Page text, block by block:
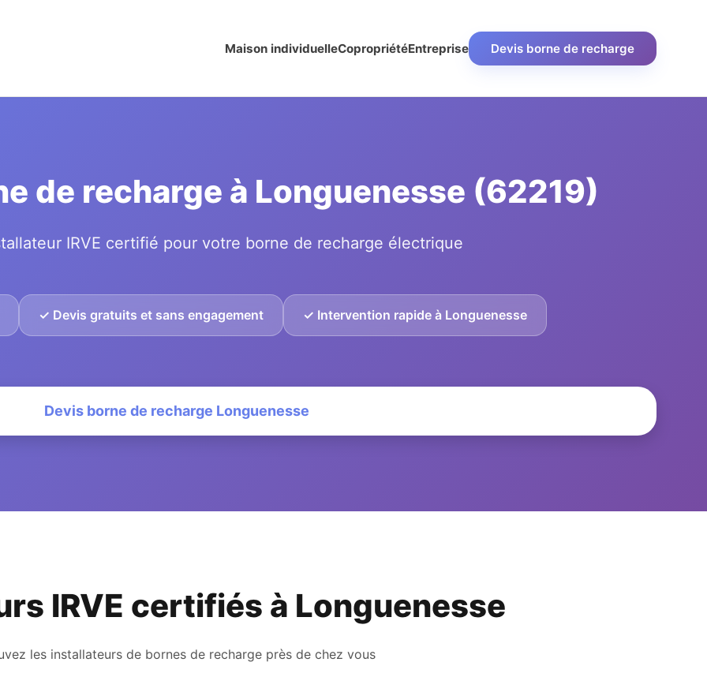
Maison individuelleCopropriétéEntreprise Devis borne de recharge
de recharge à Longuenesse (62219)
IRVE certifié pour votre borne de recharge électrique
✓ Devis gratuits et sans engagement ✓ Intervention rapide à Longuenesse
Devis borne de recharge Longuenesse
IRVE certifiés à Longuenesse
les installateurs de bornes de recharge près de chez vous